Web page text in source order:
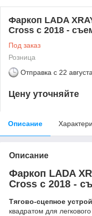
Фаркоп LADA
Cross c 2018 -
Под заказ
Розница
Отправка с 22
Цену уточняйте
Описание
Описание
Фаркоп LADA
Cross c 2018 -
Тягово-сцепное
квадратом для